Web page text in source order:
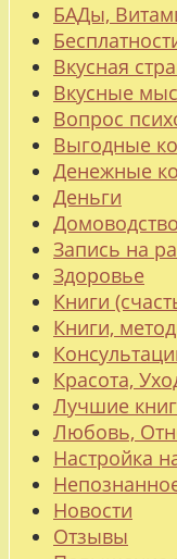
БАДы,
Вкусная
Вкусные
Вопрос
Выгодные
Денежные
Деньги
Домоводство
Запись на
Здоровье
Книги
Книги,
Красота,
Лучшие
Любовь,
Настройка
Новости
Отзывы